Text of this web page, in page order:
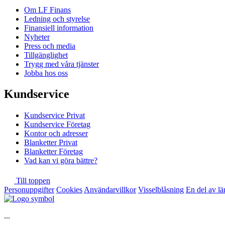
Om LF Finans
Ledning och styrelse
Finansiell information
Nyheter
Press och media
Tillgänglighet
Trygg med våra tjänster
Jobba hos oss
Kundservice
Kundservice Privat
Kundservice Företag
Kontor och adresser
Blanketter Privat
Blanketter Företag
Vad kan vi göra bättre?
Till toppen
Personuppgifter Cookies Användarvillkor Visselblåsning En del av
...